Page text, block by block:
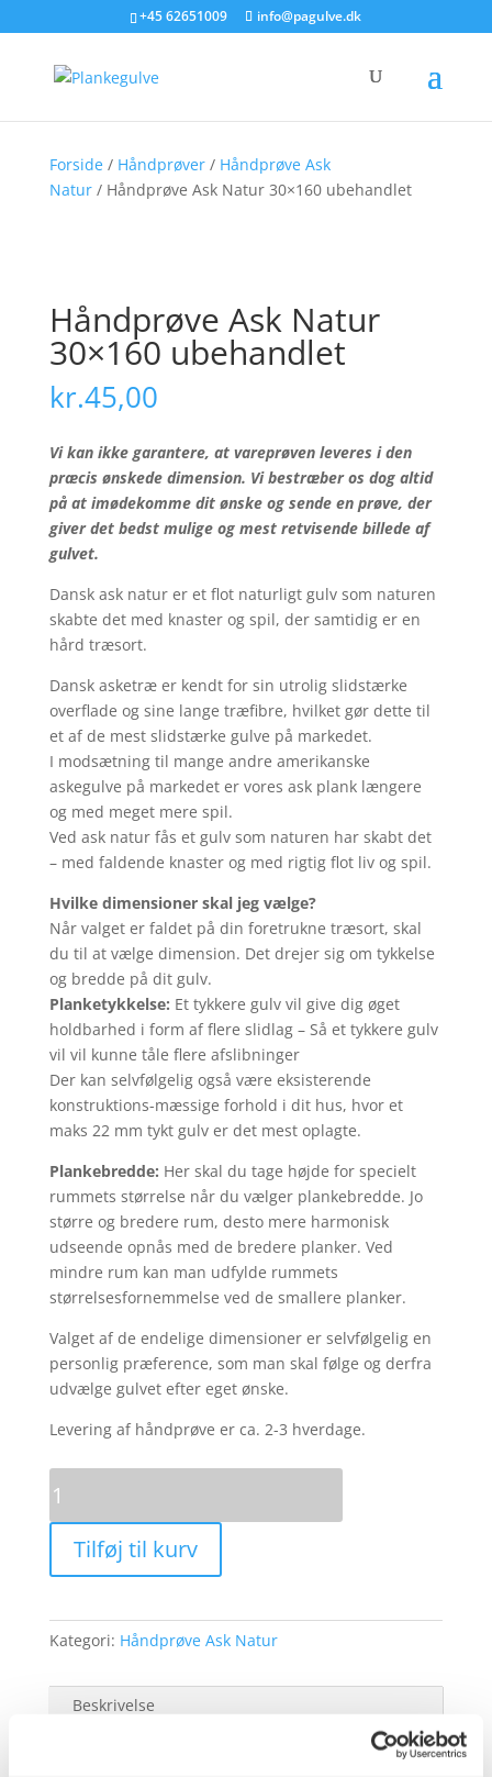
+45 62651009 info@pagulve.dk
Forside/ Håndprøver/ Håndprøve Ask
Natur/ Håndprøve Ask Natur 30×160 ubehandlet
Håndprøve Ask Natur
30×160 ubehandlet
kr.45,00
Vi kan ikke garantere, at vareprøven leveres i den
præcis ønskede dimension. Vi bestræber os dog altid
på at imødekomme dit ønske og sende en prøve, der
giver det bedst mulige og mest retvisende billede af
gulvet.
Dansk ask natur er et flot naturligt gulv som naturen
skabte det med knaster og spil, der samtidig er en
hård træsort.
Dansk asketræ er kendt for sin utrolig slidstærke
overflade og sine lange træfibre, hvilket gør dette til
et af de mest slidstærke gulve på markedet.
I modsætning til mange andre amerikanske
askegulve på markedet er vores ask plank længere
og med meget mere spil.
Ved ask natur fås et gulv som naturen har skabt det
– med faldende knaster og med rigtig flot liv og spil.
Hvilke dimensioner skal jeg vælge?
Når valget er faldet på din foretrukne træsort, skal
du til at vælge dimension. Det drejer sig om tykkelse
og bredde på dit gulv.
Planketykkelse: Et tykkere gulv vil give dig øget
holdbarhed i form af flere slidlag – Så et tykkere gulv
vil vil kunne tåle flere afslibninger
Der kan selvfølgelig også være eksisterende
konstruktions-mæssige forhold i dit hus, hvor et
maks 22 mm tykt gulv er det mest oplagte.
Plankebredde: Her skal du tage højde for specielt
rummets størrelse når du vælger plankebredde. Jo
større og bredere rum, desto mere harmonisk
udseende opnås med de bredere planker. Ved
mindre rum kan man udfylde rummets
størrelsesfornemmelse ved de smallere planker.
Valget af de endelige dimensioner er selvfølgelig en
personlig præference, som man skal følge og derfra
udvælge gulvet efter eget ønske.
Levering af håndprøve er ca. 2-3 hverdage.
Ask
Natur
30x160
ubehandlet
Tilføj til kurv
Kategori: Håndprøve Ask Natur
Beskrivelse